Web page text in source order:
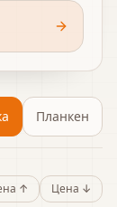
Планкен
↑ Цена ↓